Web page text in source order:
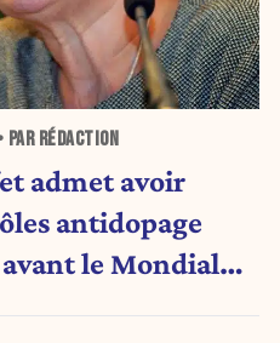
RÉDACTION
admet avoir
antidopage
le Mondial